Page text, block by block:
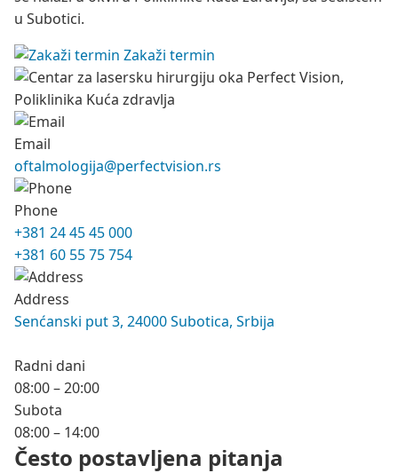
u Subotici.
Zakaži termin
Email
oftalmologija@perfectvision.rs
Phone
+381 24 45 45 000
+381 60 55 75 754
Address
Senćanski put 3, 24000 Subotica, Srbija
Radni dani
08:00 – 20:00
Subota
08:00 – 14:00
Često postavljena pitanja